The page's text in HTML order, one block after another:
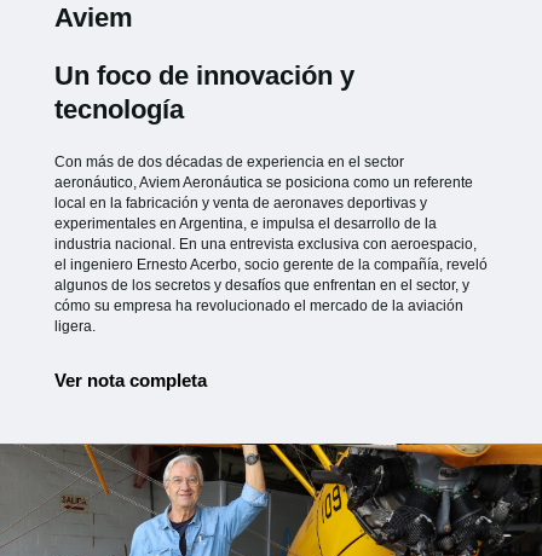
Aviem
Un foco de innovación y
tecnología
Con más de dos décadas de experiencia en el sector
aeronáutico, Aviem Aeronáutica se posiciona como un referente
local en la fabricación y venta de aeronaves deportivas y
experimentales en Argentina, e impulsa el desarrollo de la
industria nacional. En una entrevista exclusiva con aeroespacio,
el ingeniero Ernesto Acerbo, socio gerente de la compañía, reveló
algunos de los secretos y desafíos que enfrentan en el sector, y
cómo su empresa ha revolucionado el mercado de la aviación
ligera.
Ver nota completa